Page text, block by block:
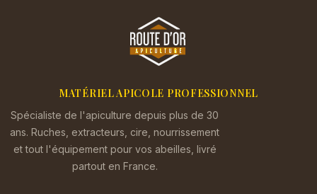
MATÉRIEL APICOLE PROFESSIONNEL
Spécialiste de l'apiculture depuis plus de 30
ans. Ruches, extracteurs, cire, nourrissement
et tout l'équipement pour vos abeilles, livré
partout en France.